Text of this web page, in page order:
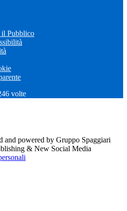
Pubblico
volte
and powered by Gruppo Spaggiari
& New Social Media